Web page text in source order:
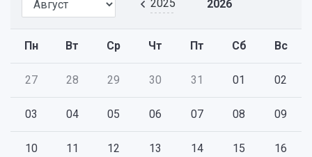
2025 2026
Пн Вт Ср Чт Пт Сб Вс
27 28 29 30 31 01 02
03 04 05 06 07 08 09
10 11 12 13 14 15 16